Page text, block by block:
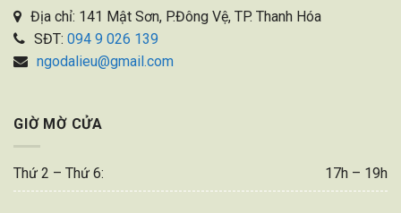
Địa chỉ: 141 Mật Sơn, P.Đông Vệ, TP. Thanh Hóa
SĐT: 094 9 026 139
ngodalieu@gmail.com
GIỜ MỜ CỬA
Thứ 2 – Thứ 6: 17h – 19h